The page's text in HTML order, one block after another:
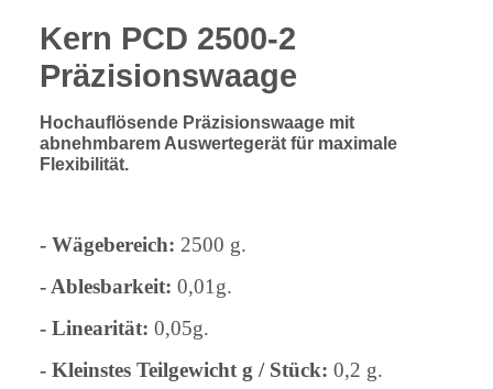
Kern PCD 2500-2
Präzisionswaage
Hochauflösende Präzisionswaage mit
abnehmbarem Auswertegerät für maximale
Flexibilität.
- Wägebereich: 2500 g.
- Ablesbarkeit: 0,01g.
- Linearität: 0,05g.
- Kleinstes Teilgewicht g / Stück: 0,2 g.